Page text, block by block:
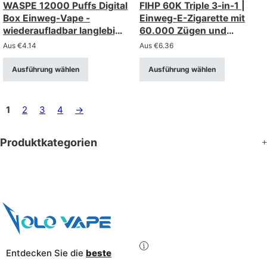
WASPE 12000 Puffs Digital
Box Einweg-Vape -
wiederaufladbar langlebig
mit Smart-Display
Aus €4.14
Ausführung wählen
FIHP 60K Triple 3-in-1 |
Einweg-E-Zigarette mit
60.000 Zügen und
dreifacher Option,
Großpackung
Aus €6.36
Ausführung wählen
1 2 3 4 →
Produktkategorien
Entdecken Sie die beste